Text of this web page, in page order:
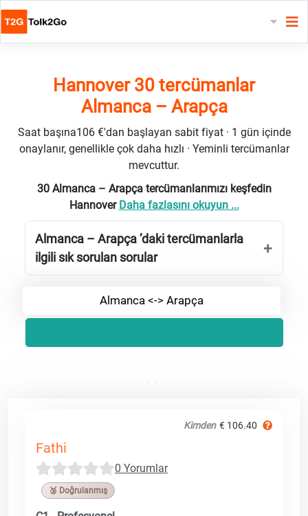
Hannover 30 tercümanlar
Almanca – Arapça
Saat başına106 €'dan başlayan sabit fiyat · 1 gün içinde
onaylanır, genellikle çok daha hızlı · Yeminli tercümanlar
mevcuttur.
30 Almanca – Arapça tercümanlarımızı keşfedin
Hannover Daha fazlasını okuyun ...
Almanca – Arapça ’daki tercümanlarla
ilgili sık sorulan sorular
Almanca <-> Arapça
Kimden € 106.40
Fathi
0 Yorumlar
🥉 Doğrulanmış